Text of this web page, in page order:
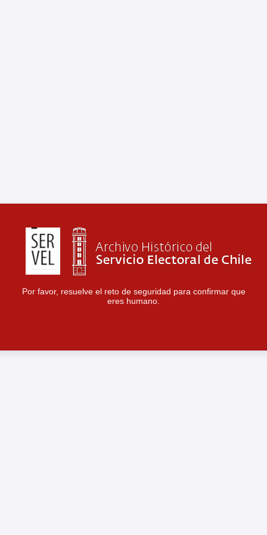
Por favor, resuelve el reto de seguridad para confirmar que
eres humano.